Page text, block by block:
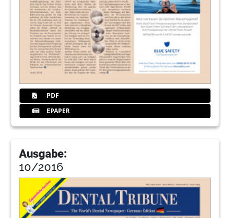
PDF
EPAPER
Ausgabe:
10/2016